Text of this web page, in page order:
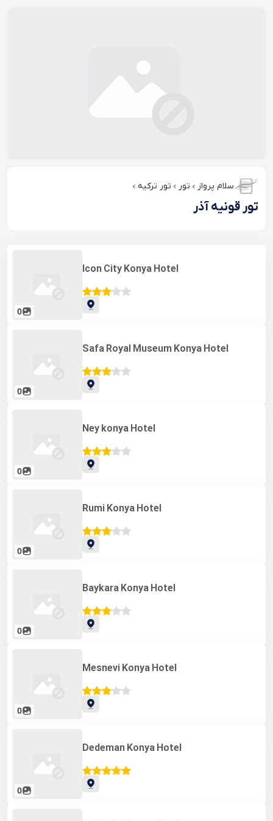
سلام پرواز تور تور ترکیه
تور قونیه آذر
0
Icon City Konya Hotel
0
Safa Royal Museum Konya Hotel
0
Ney konya Hotel
0
Rumi Konya Hotel
0
Baykara Konya Hotel
0
Mesnevi Konya Hotel
0
Dedeman Konya Hotel